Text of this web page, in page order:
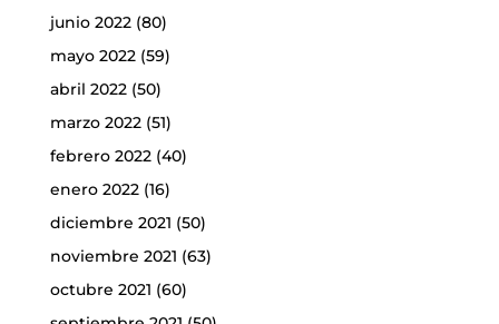
junio 2022(80)
mayo 2022(59)
abril 2022(50)
marzo 2022(51)
febrero 2022(40)
enero 2022(16)
diciembre 2021 (50)
noviembre 2021 (63)
octubre 2021 (60)